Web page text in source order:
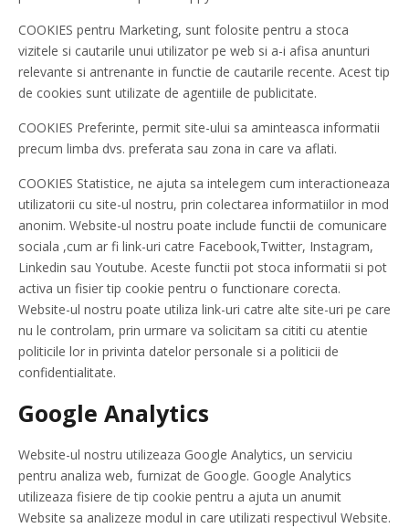
COOKIES pentru Marketing, sunt folosite pentru a stoca
vizitele si cautarile unui utilizator pe web si a-i afisa anunturi
relevante si antrenante in functie de cautarile recente. Acest tip
de cookies sunt utilizate de agentiile de publicitate.
COOKIES Preferinte, permit site-ului sa aminteasca informatii
precum limba dvs. preferata sau zona in care va aflati.
COOKIES Statistice, ne ajuta sa intelegem cum interactioneaza
utilizatorii cu site-ul nostru, prin colectarea informatiilor in mod
anonim. Website-ul nostru poate include functii de comunicare
sociala ,cum ar fi link-uri catre Facebook,Twitter, Instagram,
Linkedin sau Youtube. Aceste functii pot stoca informatii si pot
activa un fisier tip cookie pentru o functionare corecta.
Website-ul nostru poate utiliza link-uri catre alte site-uri pe care
nu le controlam, prin urmare va solicitam sa cititi cu atentie
politicile lor in privinta datelor personale si a politicii de
confidentialitate.
Google Analytics
Website-ul nostru utilizeaza Google Analytics, un serviciu
pentru analiza web, furnizat de Google. Google Analytics
utilizeaza fisiere de tip cookie pentru a ajuta un anumit
Website sa analizeze modul in care utilizati respectivul Website.